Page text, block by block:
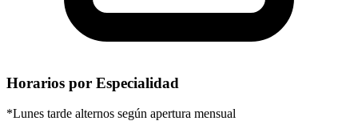
Horarios por Especialidad
*Lunes tarde alternos según apertura mensual